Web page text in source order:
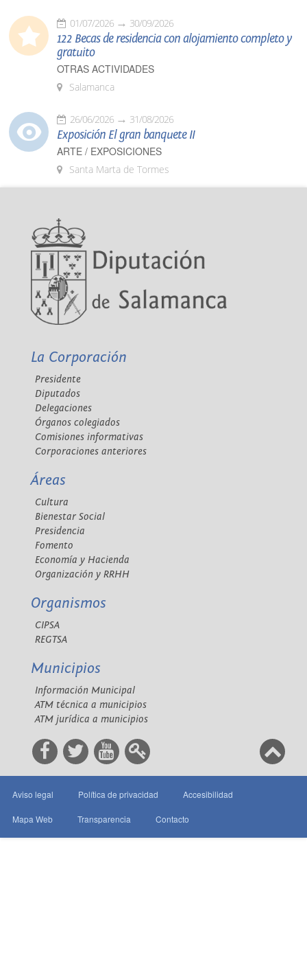
01/07/2026 30/09/2026
122 Becas de residencia con alojamiento completo y
gratuito
OTRAS ACTIVIDADES
Salamanca
26/06/2026 31/08/2026
Exposición El gran banquete II
ARTE / EXPOSICIONES
Santa Marta de Tormes
La Corporación
Presidente
Diputados
Delegaciones
Órganos colegiados
Comisiones informativas
Corporaciones anteriores
Áreas
Cultura
Bienestar Social
Presidencia
Fomento
Economía y Hacienda
Organización y RRHH
Organismos
CIPSA
REGTSA
Municipios
Información Municipal
ATM técnica a municipios
ATM jurídica a municipios
Aviso legal Política de privacidad Accesibilidad
Mapa Web Transparencia Contacto